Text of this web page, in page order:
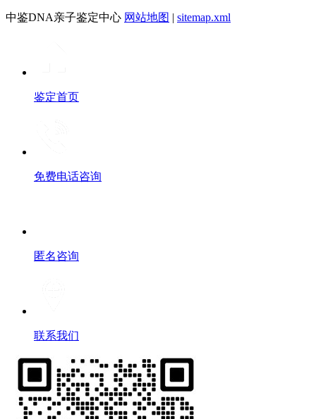
中鉴DNA亲子鉴定中心 网站地图 | sitemap.xml
鉴定首页
免费电话咨询
匿名咨询
联系我们